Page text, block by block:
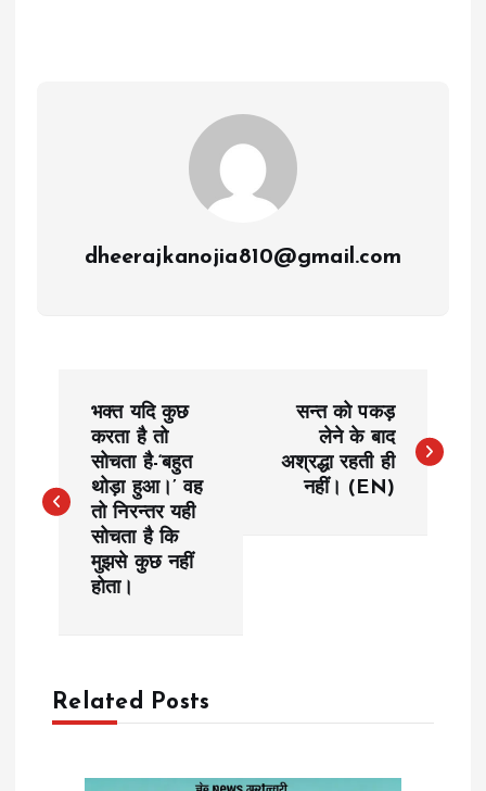
dheerajkanojia810@gmail.com
s
v
भक्त यदि कुछ
करता है तो
सोचता है-‘बहुत
थोड़ा हुआ।’ वह
तो निरन्तर यही
सोचता है कि
मुझसे कुछ नहीं
होता।
सन्त को पकड़
लेने के बाद
अश्रद्धा रहती ही
नहीं। (EN)
Related Posts